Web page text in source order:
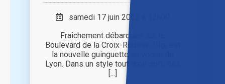
samedi 17 juin 2023 à 12h00
Fraîchement débarquée sur le
Boulevard de la Croix-Rousse, Gigi est
la nouvelle guinguette en vogue de
Lyon. Dans un style tout droit sorti des
[...]